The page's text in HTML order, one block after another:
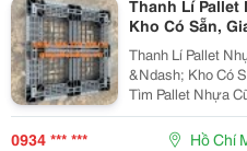
Thanh Lí Pallet
Kho Có Sẵn,
Thanh Lí Pallet
&Ndash; Kho Có Sẵn,
Tìm Pallet Nhựa
Chứa Hàng, Lưu
Tiết Kiệm Chi
0934 *** *** Hồ Chí